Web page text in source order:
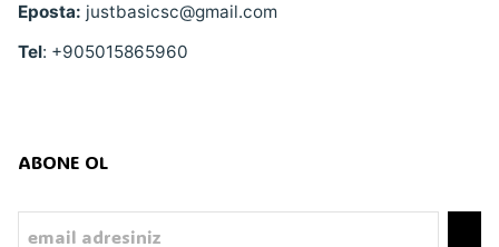
Eposta: justbasicsc@gmail.com
Tel: +905015865960
ABONE OL